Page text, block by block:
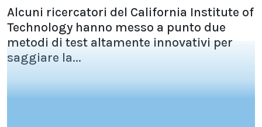
Alcuni ricercatori del California Institute of
Technology hanno messo a punto due
metodi di test altamente innovativi per
saggiare la...